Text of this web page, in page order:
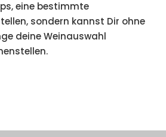
eine bestimmte
sondern kannst Dir ohne
deine Weinauswahl